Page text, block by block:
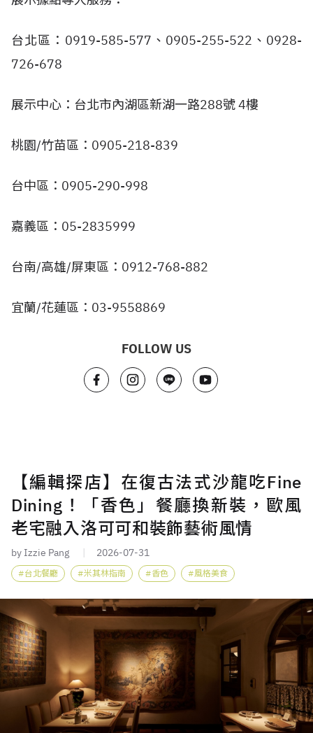
台北區：0919-585-577、0905-255-522、0928-
726-678
展示中心：台北市內湖區新湖一路288號 4樓
桃園/竹苗區：0905-218-839
台中區：0905-290-998
嘉義區：05-2835999
台南/高雄/屏東區：0912-768-882
宜蘭/花蓮區：03-9558869
FOLLOW US
【編輯探店】在復古法式沙龍吃Fine
Dining！「香色」餐廳換新裝，歐風
老宅融入洛可可和裝飾藝術風情
by Izzie Pang 2026-07-31
台北餐廳 米其林指南 香色 風格美食